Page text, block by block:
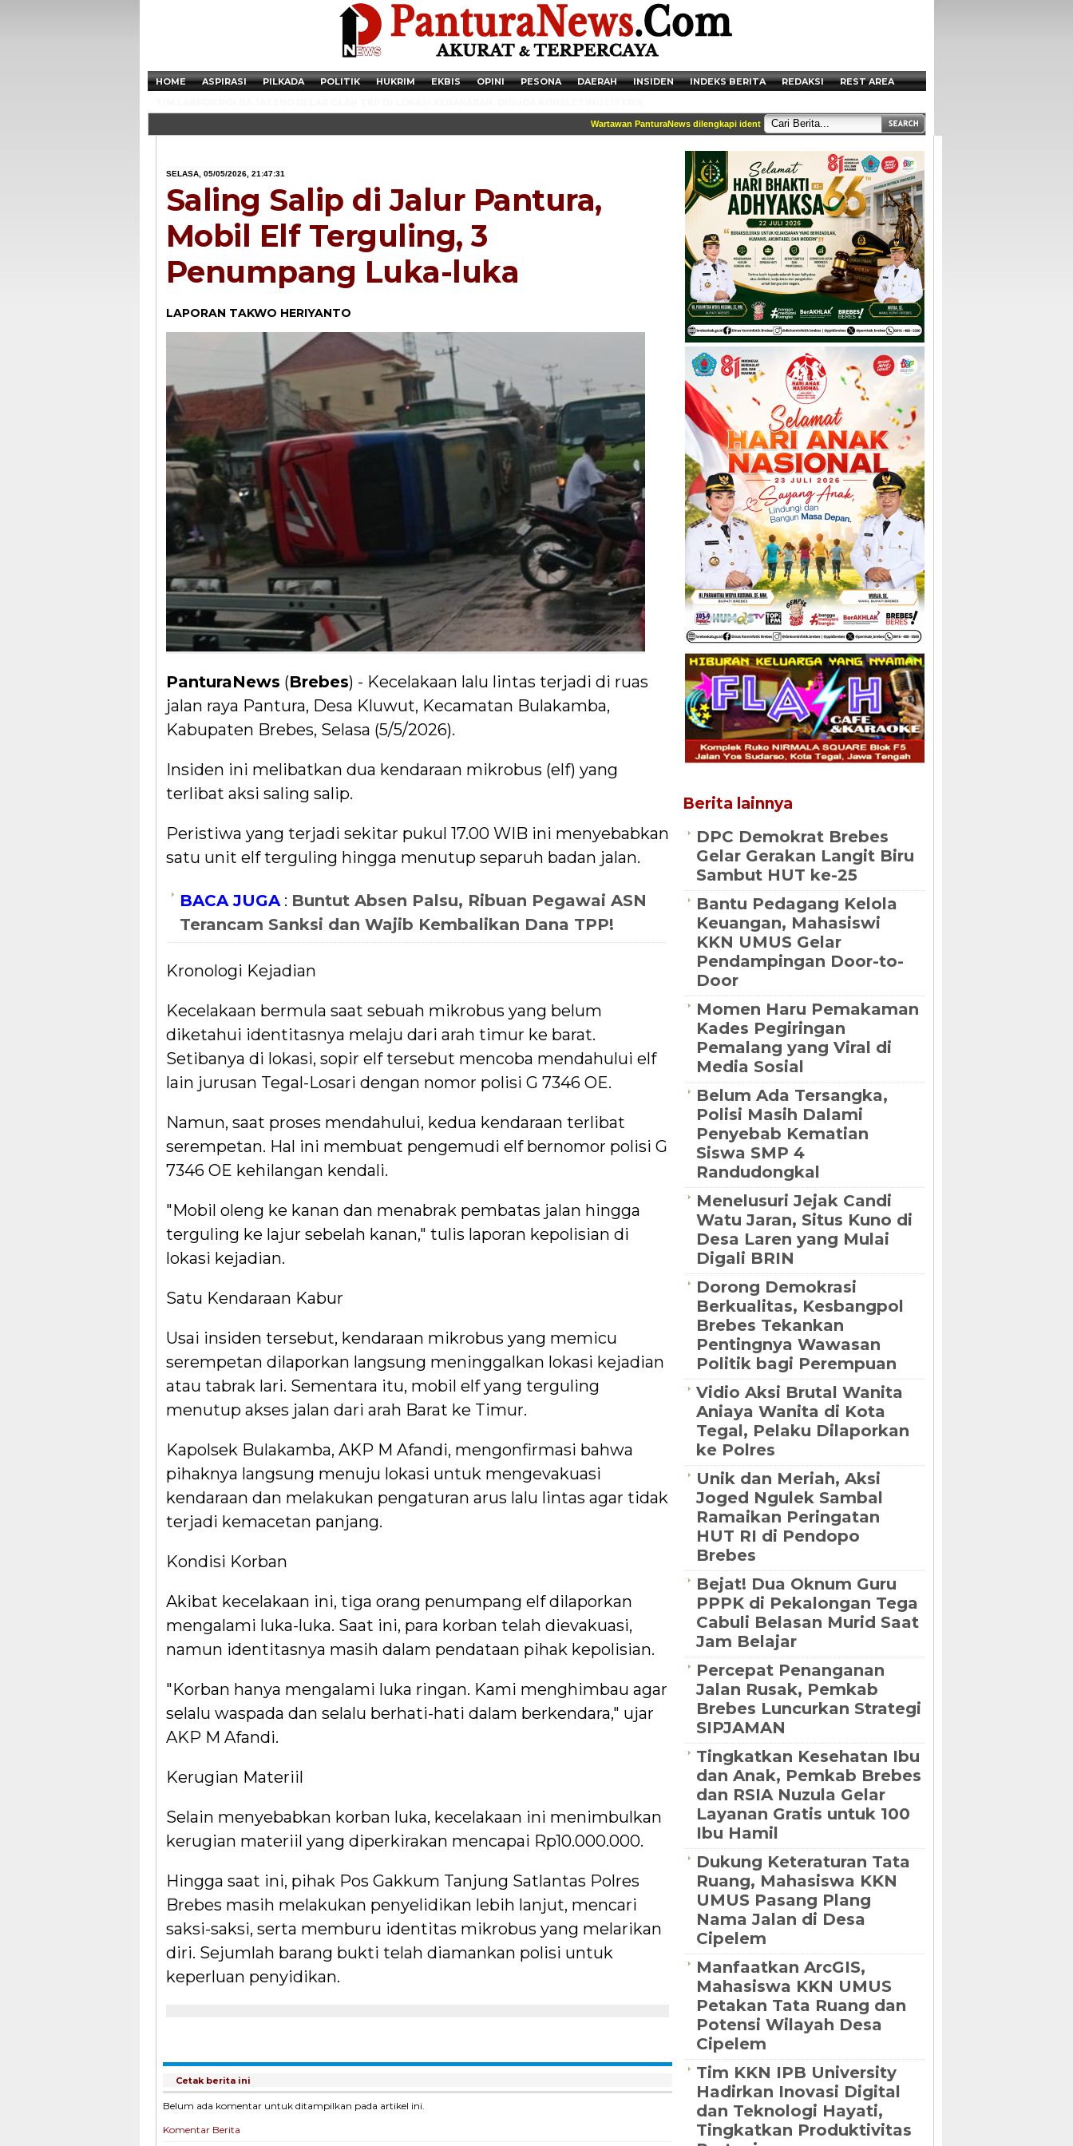
HOME ASPIRASI PILKADA POLITIK HUKRIM EKBIS OPINI PESONA DAERAH INSIDEN INDEKS BERITA REDAKSI
REST AREA
Wartawan PanturaNews dilengkapi identitas dan tercantum di box redaksi || Akses Kami di Handphone anda melalui
Newsticker - 14:41:41 Miris, Puluhan Remaja hingga Anak SD Terjaring
SELASA, 05/05/2026, 21:47:31
Saling Salip di Jalur Pantura,
Mobil Elf Terguling, 3
Penumpang Luka-luka
LAPORAN TAKWO HERIYANTO
PanturaNews (Brebes) - Kecelakaan lalu lintas terjadi di ruas
jalan raya Pantura, Desa Kluwut, Kecamatan Bulakamba,
Kabupaten Brebes, Selasa (5/5/2026).
Insiden ini melibatkan dua kendaraan mikrobus (elf) yang
terlibat aksi saling salip.
Peristiwa yang terjadi sekitar pukul 17.00 WIB ini menyebabkan
satu unit elf terguling hingga menutup separuh badan jalan.
BACA JUGA: Buntut Absen Palsu, Ribuan Pegawai ASN
Terancam Sanksi dan Wajib Kembalikan Dana TPP!
Kronologi Kejadian
Kecelakaan bermula saat sebuah mikrobus yang belum
diketahui identitasnya melaju dari arah timur ke barat.
Setibanya di lokasi, sopir elf tersebut mencoba mendahului elf
lain jurusan Tegal-Losari dengan nomor polisi G 7346 OE.
Namun, saat proses mendahului, kedua kendaraan terlibat
serempetan. Hal ini membuat pengemudi elf bernomor polisi G
7346 OE kehilangan kendali.
"Mobil oleng ke kanan dan menabrak pembatas jalan hingga
terguling ke lajur sebelah kanan," tulis laporan kepolisian di
lokasi kejadian.
Satu Kendaraan Kabur
Usai insiden tersebut, kendaraan mikrobus yang memicu
serempetan dilaporkan langsung meninggalkan lokasi kejadian
atau tabrak lari. Sementara itu, mobil elf yang terguling
menutup akses jalan dari arah Barat ke Timur.
Kapolsek Bulakamba, AKP M Afandi, mengonfirmasi bahwa
pihaknya langsung menuju lokasi untuk mengevakuasi
kendaraan dan melakukan pengaturan arus lalu lintas agar tidak
terjadi kemacetan panjang.
Kondisi Korban
Akibat kecelakaan ini, tiga orang penumpang elf dilaporkan
mengalami luka-luka. Saat ini, para korban telah dievakuasi,
namun identitasnya masih dalam pendataan pihak kepolisian.
"Korban hanya mengalami luka ringan. Kami menghimbau agar
selalu waspada dan selalu berhati-hati dalam berkendara," ujar
AKP M Afandi.
Kerugian Materiil
Selain menyebabkan korban luka, kecelakaan ini menimbulkan
kerugian materiil yang diperkirakan mencapai Rp10.000.000.
Hingga saat ini, pihak Pos Gakkum Tanjung Satlantas Polres
Brebes masih melakukan penyelidikan lebih lanjut, mencari
saksi-saksi, serta memburu identitas mikrobus yang melarikan
diri. Sejumlah barang bukti telah diamankan polisi untuk
keperluan penyidikan.
Cetak berita ini
Belum ada komentar untuk ditampilkan pada artikel ini.
Komentar Berita
Berita lainnya
DPC Demokrat Brebes
Gelar Gerakan Langit Biru
Sambut HUT ke-25
Bantu Pedagang Kelola
Keuangan, Mahasiswi
KKN UMUS Gelar
Pendampingan Door-to-
Door
Momen Haru Pemakaman
Kades Pegiringan
Pemalang yang Viral di
Media Sosial
Belum Ada Tersangka,
Polisi Masih Dalami
Penyebab Kematian
Siswa SMP 4
Randudongkal
Menelusuri Jejak Candi
Watu Jaran, Situs Kuno di
Desa Laren yang Mulai
Digali BRIN
Dorong Demokrasi
Berkualitas, Kesbangpol
Brebes Tekankan
Pentingnya Wawasan
Politik bagi Perempuan
Vidio Aksi Brutal Wanita
Aniaya Wanita di Kota
Tegal, Pelaku Dilaporkan
ke Polres
Unik dan Meriah, Aksi
Joged Ngulek Sambal
Ramaikan Peringatan
HUT RI di Pendopo
Brebes
Bejat! Dua Oknum Guru
PPPK di Pekalongan Tega
Cabuli Belasan Murid Saat
Jam Belajar
Percepat Penanganan
Jalan Rusak, Pemkab
Brebes Luncurkan Strategi
SIPJAMAN
Tingkatkan Kesehatan Ibu
dan Anak, Pemkab Brebes
dan RSIA Nuzula Gelar
Layanan Gratis untuk 100
Ibu Hamil
Dukung Keteraturan Tata
Ruang, Mahasiswa KKN
UMUS Pasang Plang
Nama Jalan di Desa
Cipelem
Manfaatkan ArcGIS,
Mahasiswa KKN UMUS
Petakan Tata Ruang dan
Potensi Wilayah Desa
Cipelem
Tim KKN IPB University
Hadirkan Inovasi Digital
dan Teknologi Hayati,
Tingkatkan Produktivitas